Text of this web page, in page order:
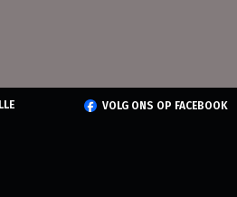
VOLG ONS OP FACEBOOK